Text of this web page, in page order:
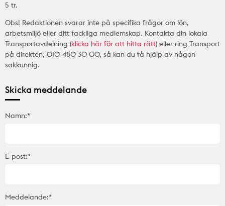
5 tr.
Obs! Redaktionen svarar inte på specifika frågor om lön,
arbetsmiljö eller ditt fackliga medlemskap. Kontakta din lokala
Transportavdelning (klicka här för att hitta rätt) eller ring Transport
på direkten, 010-480 30 00, så kan du få hjälp av någon
sakkunnig.
Skicka meddelande
Namn:*
E-post:*
Meddelande:*